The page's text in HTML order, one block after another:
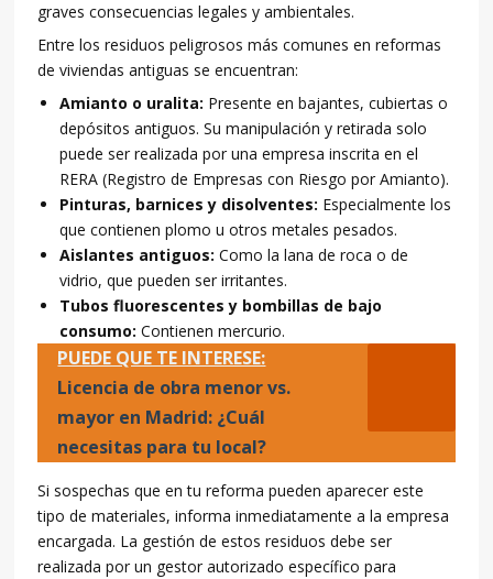
graves consecuencias legales y ambientales.
Entre los residuos peligrosos más comunes en reformas
de viviendas antiguas se encuentran:
Amianto o uralita: Presente en bajantes, cubiertas o
depósitos antiguos. Su manipulación y retirada solo
puede ser realizada por una empresa inscrita en el
RERA (Registro de Empresas con Riesgo por Amianto).
Pinturas, barnices y disolventes: Especialmente los
que contienen plomo u otros metales pesados.
Aislantes antiguos: Como la lana de roca o de
vidrio, que pueden ser irritantes.
Tubos fluorescentes y bombillas de bajo
consumo: Contienen mercurio.
PUEDE QUE TE INTERESE:
Licencia de obra menor vs.
mayor en Madrid: ¿Cuál
necesitas para tu local?
Si sospechas que en tu reforma pueden aparecer este
tipo de materiales, informa inmediatamente a la empresa
encargada. La gestión de estos residuos debe ser
realizada por un gestor autorizado específico para